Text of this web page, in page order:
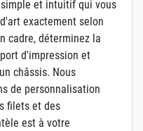
et intuitif qui vous
exactement selon
cadre, déterminez la
d'impression et
châssis. Nous
de personnalisation
filets et des
est à votre